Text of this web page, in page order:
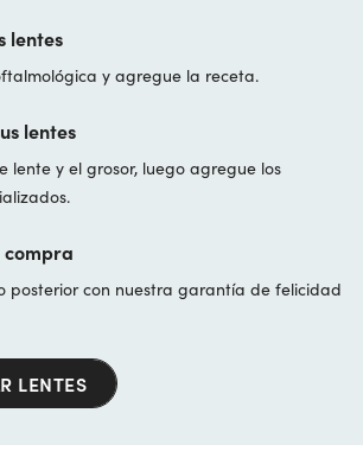
lentes
y agregue la receta.
lentes
lente y el grosor, luego agregue los
posterior con nuestra garantía de felicidad
LENTES